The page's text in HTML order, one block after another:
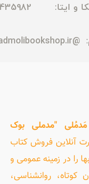
09165435982
@madmolibookshop.ir
مَدمُلی "مدملی بوک
به صورت آنلاین فروش کتاب
را در زمینه عمومی و
روانشناسی،